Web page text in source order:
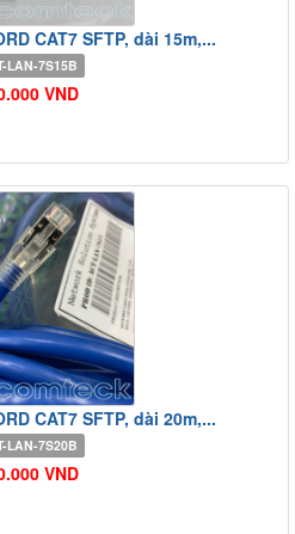
CAT7 SFTP, dài 15m,...
LAN-7S15B
VND
CAT7 SFTP, dài 20m,...
LAN-7S20B
VND